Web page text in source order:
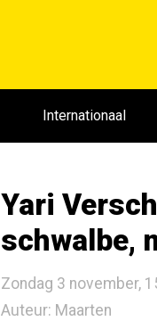
Internationaal
Yari
schwalbe,
Zondag 3 november,
Auteur: Maarten